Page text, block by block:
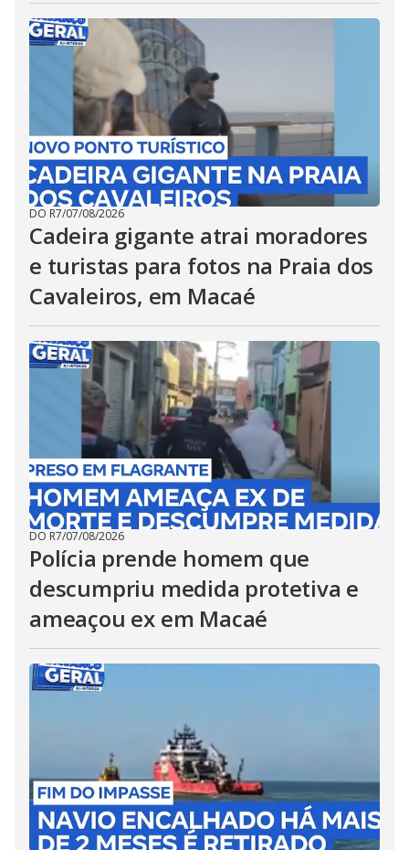
DO R7/07/08/2026
Cadeira gigante atrai moradores
e turistas para fotos na Praia dos
Cavaleiros, em Macaé
DO R7/07/08/2026
Polícia prende homem que
descumpriu medida protetiva e
ameaçou ex em Macaé